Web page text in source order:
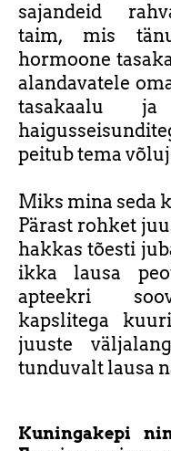
sajandeid
taim, mis
hormoone
alandavatele
tasakaalu ja
peitub tema
Miks mina seda
Pärast rohket
hakkas tõesti
ikka lausa
apteekri
kapslitega
juuste
tunduvalt lausa
Kuningakepi